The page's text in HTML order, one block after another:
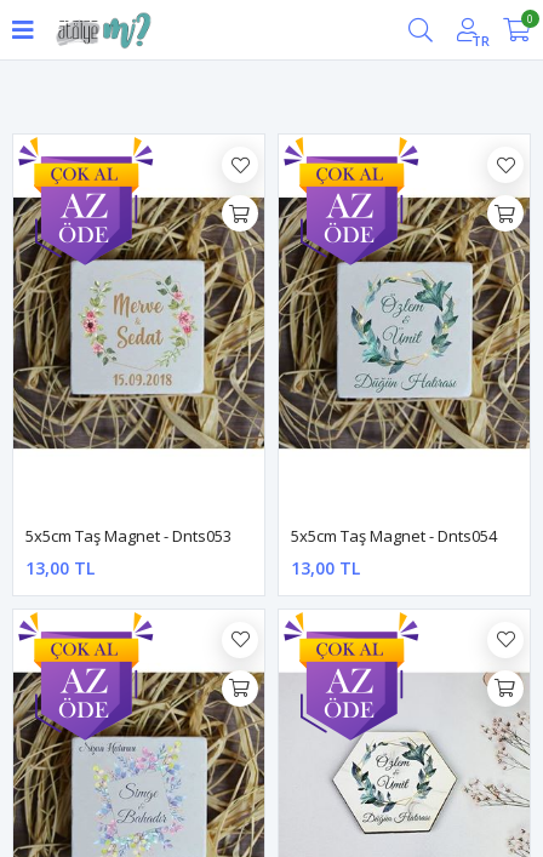
TR
0
Filtrele
5x5cm Taş Magnet - Dnts053
13,00 TL
5x5cm Taş Magnet - Dnts054
13,00 TL